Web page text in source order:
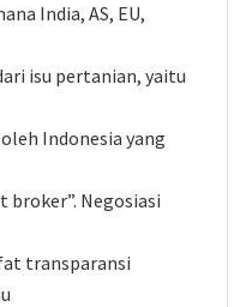
India, AS, EU,
isu pertanian, yaitu
Indonesia yang
Negosiasi
transparansi